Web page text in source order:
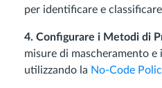
per identificare e
4. Configurare i Metodi di
misure di mascheramento
utilizzando la No-Code